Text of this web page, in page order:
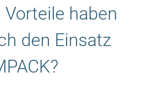
Vorteile haben
den Einsatz